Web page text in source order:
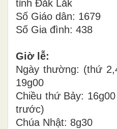
tỉnh Đăk Lăk
Số Giáo dân: 1679
Số Gia đình: 438
Giờ lễ:
Ngày thường: (thứ
19g00
Chiều thứ Bảy:
trước)
Chúa Nhật: 8g30